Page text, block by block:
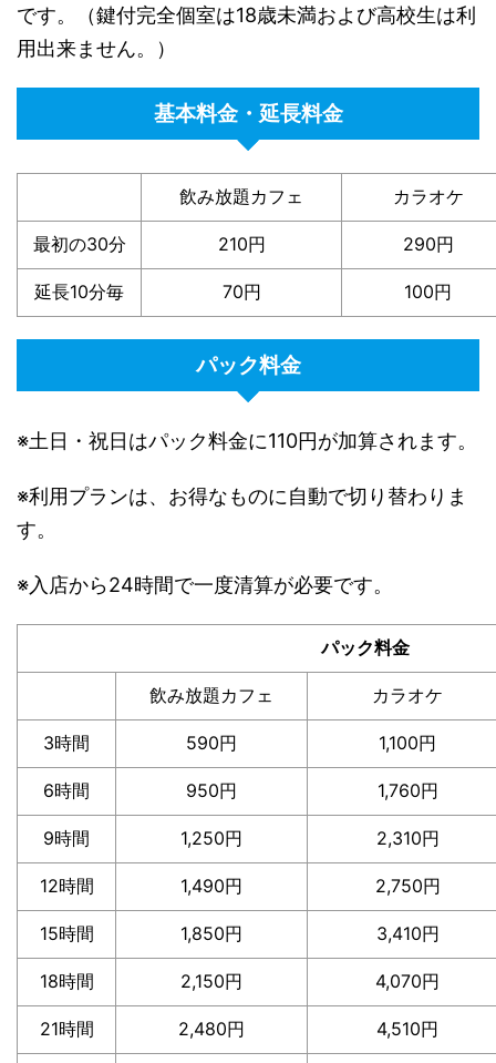
です。（鍵付完全個室は18歳未満および高校生は利
用出来ません。）
基本料金・延長料金
飲み放題カフェ カラオケ
最初の30分 210円 290円
延長10分毎 70円 100円
パック料金
※土日・祝日はパック料金に110円が加算されます。
※利用プランは、お得なものに自動で切り替わりま
す。
※入店から24時間で一度清算が必要です。
パック料金
飲み放題カフェ カラオケ
3時間 590円 1,100円
6時間 950円 1,760円
9時間 1,250円 2,310円
12時間 1,490円 2,750円
15時間 1,850円 3,410円
18時間 2,150円 4,070円
21時間 2,480円 4,510円